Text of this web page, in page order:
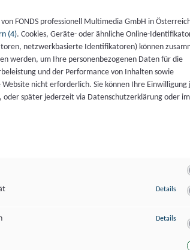
FONDS professionell Multimedia GmbH in
(4). Cookies, Geräte- oder ähnliche Online-
netzwerkbasierte Identifikatoren) können
werden, um Ihre personenbezogenen Daten für die
und der Performance von Inhalten sowie
nicht erforderlich. Sie können Ihre Einwilligung
oder später jederzeit via Datenschutzerklärung oder im
Details zu
Details zu